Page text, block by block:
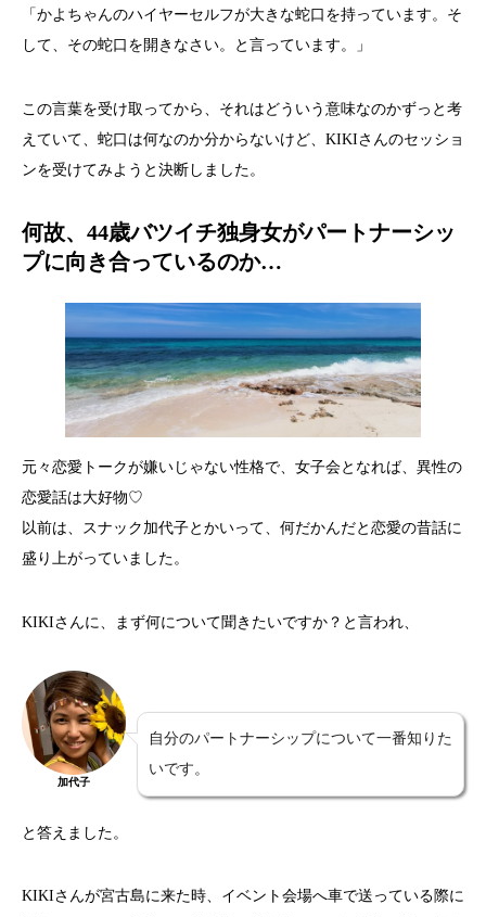
「かよちゃんのハイヤーセルフが大きな蛇口を持っています。そ
して、その蛇口を開きなさい。と言っています。」
この言葉を受け取ってから、それはどういう意味なのかずっと考
えていて、蛇口は何なのか分からないけど、KIKIさんのセッショ
ンを受けてみようと決断しました。
何故、44歳バツイチ独身女がパートナーシッ
プに向き合っているのか…
元々恋愛トークが嫌いじゃない性格で、女子会となれば、異性の
恋愛話は大好物♡
以前は、スナック加代子とかいって、何だかんだと恋愛の昔話に
盛り上がっていました。
KIKIさんに、まず何について聞きたいですか？と言われ、
加代子
自分のパートナーシップについて一番知りた
いです。
と答えました。
KIKIさんが宮古島に来た時、イベント会場へ車で送っている際に